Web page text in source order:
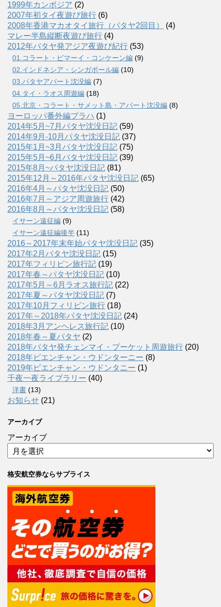
1999年カンボジア (2)
2007年初タイ夜遊び旅行 (6)
2008年香港マカオタイ旅行（パタヤ2回目）
(4)
マレー半島縦断夜遊び旅行 (4)
2012年パタヤ発アジア夜遊び紀行 (53)
01.コラート・ピマーイ・コンケーン編 (9)
02.インドネシア・シンガポール編 (10)
03.パタヤアパート沈没編 (7)
04.タイ・ラオス周遊編 (18)
05.北京・コラート・サメット島・アパート沈没編 (8)
ヨーロッパ番外編プラハ (1)
2014年5月~7月パタヤ沈没日記 (59)
2014年9月-10月パタヤ沈没日記 (37)
2015年1月~3月パタヤ沈没日記 (75)
2015年5月~6月パタヤ沈没日記 (39)
2015年8月~パタヤ沈没日記 (81)
2015年12月～2016年パタヤ沈没日記 (65)
2016年4月～パタヤ沈没日記 (50)
2016年7月～アジア周遊旅行 (42)
2016年8月～パタヤ沈没日記 (58)
イサーン遠征編 (9)
イサーン遠征編後半 (11)
2016～2017年末年始パタヤ沈没日記 (35)
2017年2月パタヤ沈没日記 (15)
2017年フィリピン旅行記 (19)
2017年春～パタヤ沈没日記 (10)
2017年5月～6月ラオス旅行記 (22)
2017年夏～パタヤ沈没日記 (7)
2017年10月フィリピン旅行 (18)
2017年～2018年パタヤ沈没日記 (24)
2018年3月アンヘレス旅行記 (10)
2018年春～夏パタヤ (2)
2018年パタヤ発チェンマイ・プーケット周遊旅行 (20)
2018年ビエンチャン・ウドンターニー (8)
2019年ビエンチャン・ウドンタニー (1)
千夜一夜ライブラリー (40)
洋書 (13)
お知らせ (21)
アーカイブ
アーカイブ
格安航空券ならサプライス